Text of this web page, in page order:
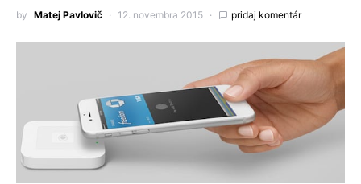
by Matej Pavlovič 12. novembra 2015 pridaj komentár